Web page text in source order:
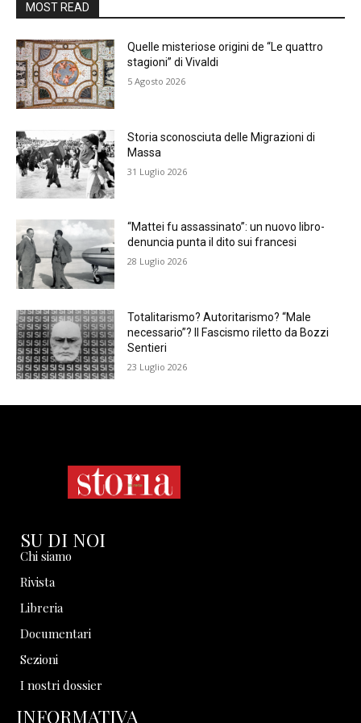
MOST READ
Quelle misteriose origini de “Le quattro
stagioni” di Vivaldi
5 Agosto 2026
Storia sconosciuta delle Migrazioni di
Massa
31 Luglio 2026
“Mattei fu assassinato”: un nuovo libro-
denuncia punta il dito sui francesi
28 Luglio 2026
Totalitarismo? Autoritarismo? “Male
necessario”? Il Fascismo riletto da Bozzi
Sentieri
23 Luglio 2026
SU DI NOI
Chi siamo
Rivista
Libreria
Documentari
Sezioni
I nostri dossier
INFORMATIVA